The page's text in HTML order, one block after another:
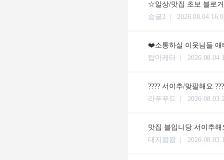
☆일상/맛집 초보 블로
승굴2 | 2026.08.04
❤️소통하실 이웃님들
탑마케터 | 2026.08.04
???? 서이추/맞팔해요
라푸푸드 | 2026.08.03
맛집 블입니당 서이추
대지왕왕 | 2026.08.03